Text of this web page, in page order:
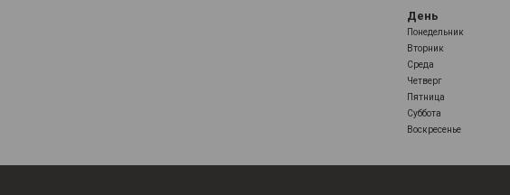
День
Понедельник
Вторник
Среда
Четверг
Пятница
Суббота
Воскресенье